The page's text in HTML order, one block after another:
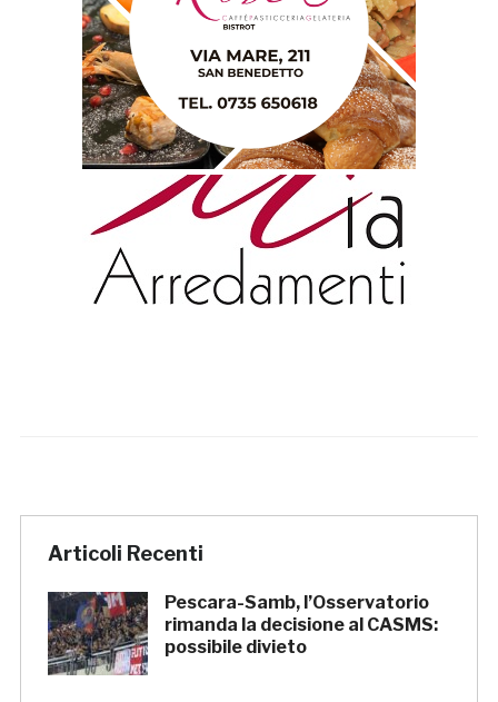
Articoli Recenti
Pescara-Samb, l’Osservatorio
rimanda la decisione al CASMS:
possibile divieto